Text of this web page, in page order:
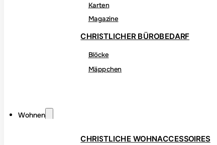
Karten
Magazine
CHRISTLICHER BÜROBEDARF
Blöcke
Mäppchen
Wohnen
CHRISTLICHE WOHNACCESSOIRES